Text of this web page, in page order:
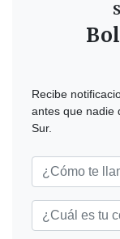
Recibe
antes que nadie
Sur.